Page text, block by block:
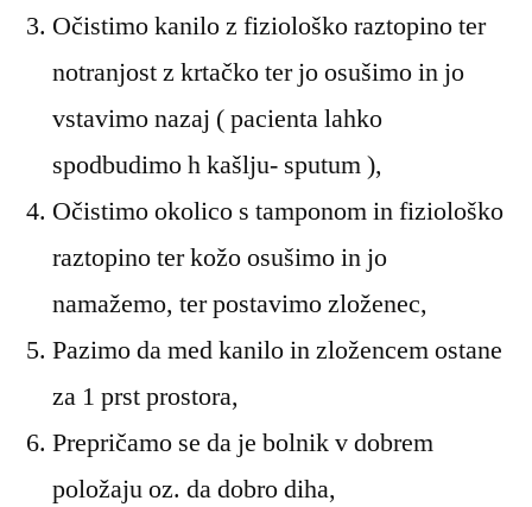
Očistimo kanilo z fiziološko raztopino ter
notranjost z krtačko ter jo osušimo in jo
vstavimo nazaj ( pacienta lahko
spodbudimo h kašlju- sputum ),
Očistimo okolico s tamponom in fiziološko
raztopino ter kožo osušimo in jo
namažemo, ter postavimo zloženec,
Pazimo da med kanilo in zložencem ostane
za 1 prst prostora,
Prepričamo se da je bolnik v dobrem
položaju oz. da dobro diha,